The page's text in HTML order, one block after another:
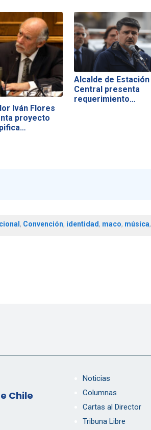
Iván Flores
proyecto
Alcalde de Estación
Central presenta
requerimiento…
, Convención, identidad, maco, música,
Chile
Noticias
Columnas
Cartas al Director
Tribuna Libre